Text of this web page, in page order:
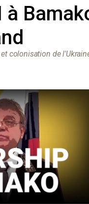
à
colonisation de